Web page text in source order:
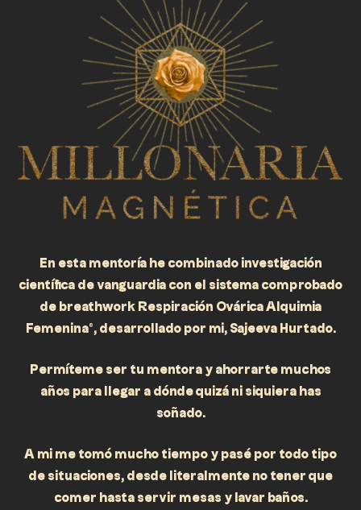
En esta mentoría he combinado investigación
científica de vanguardia con el sistema comprobado
de breathwork Respiración Ovárica Alquimia
Femenina®,desarrollado por mi, Sajeeva Hurtado.
Permíteme ser tu mentora y ahorrarte muchos
años para llegar a dónde quizá ni siquiera has
soñado.
A mi me tomó mucho tiempo y pasé por todo tipo
de situaciones, desde literalmente no tener que
comer hasta servir mesas y lavar baños.